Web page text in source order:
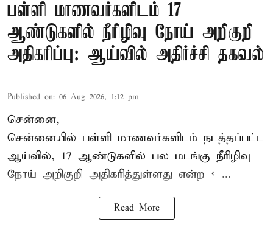
பள்ளி மாணவர்களிடம் 17
ஆண்டுகளில் நீரிழிவு நோய் அறிகுறி
அதிகரிப்பு: ஆய்வில் அதிர்ச்சி தகவல்
Published on: 06 Aug 2026, 1:12 pm
சென்னை,
சென்னையில் பள்ளி மாணவர்களிடம் நடத்தப்பட்ட
ஆய்வில், 17 ஆண்டுகளில் பல மடங்கு நீரிழிவு
நோய் அறிகுறி அதிகரித்துள்ளது என்ற < ...
Read More